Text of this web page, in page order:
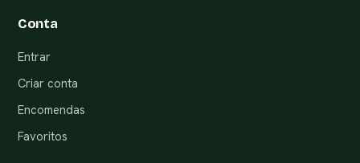
Conta
Entrar
Criar conta
Encomendas
Favoritos